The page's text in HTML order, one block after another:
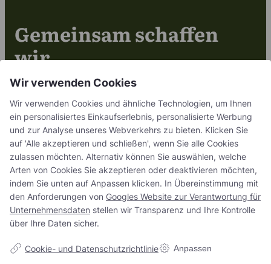
Gemeinsam schaffen
wir
fruchtbare Lösungen
Kontakt
Kontakt
Wir verwenden Cookies
Wir verwenden Cookies und ähnliche Technologien, um Ihnen
ein personalisiertes Einkaufserlebnis, personalisierte Werbung
und zur Analyse unseres Webverkehrs zu bieten. Klicken Sie
auf 'Alle akzeptieren und schließen', wenn Sie alle Cookies
zulassen möchten. Alternativ können Sie auswählen, welche
Arten von Cookies Sie akzeptieren oder deaktivieren möchten,
indem Sie unten auf Anpassen klicken. In Übereinstimmung mit
den Anforderungen von Googles Website zur Verantwortung für
Unternehmensdaten stellen wir Transparenz und Ihre Kontrolle
über Ihre Daten sicher.
Cookie- und Datenschutzrichtlinie Anpassen